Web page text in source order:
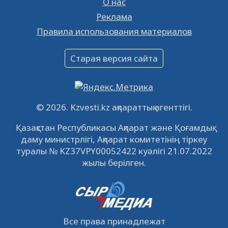
16.12.2022 61059
Объявление
09.12.2022
Свободные рабочие места
встречу с инвесторами в Кызылорде 22
ноября
21.11.2022 14951 0
© 2026. Kzvesti.kz ақпараттық агенттігі.
Қазақстан Республикасы Ақпарат және Қоғамдық
даму министрлігі, Ақпарат комитетінің тіркеу
туралы № KZ37VPY00052422 куәлігі 21.07.2022
жылы берілген.
Все права принадлежат
Реклама
Правила использования материалов
Старая версия сайта